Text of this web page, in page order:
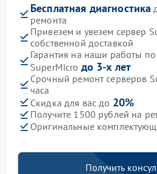
Бесплатная диагностика
ремонта
Привезем и увезем сервер
собственной доставкой
Гарантия на наши работы
SuperMicro до 3-х лет
Срочный ремонт серверов
часа
Скидка для вас до 20%
Получите 1500 рублей на
Оригинальные
Получить